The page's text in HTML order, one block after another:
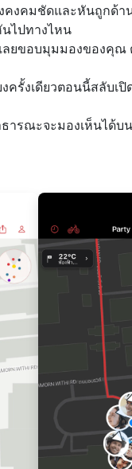
งคมชัดและหันถูกด้า
ไปทางไหน
ลยขอบมุมมองของคุณ
ครั้งเดียวตอนนี้สลับเ
ารณะจะมองเห็นได้